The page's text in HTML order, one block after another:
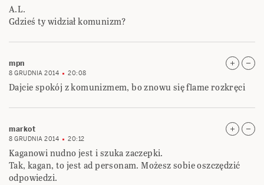
A.L.
Gdzieś ty widział komunizm?
mpn
8 GRUDNIA 2014 20:08
Dajcie spokój z komunizmem, bo znowu się flame rozkręci
markot
8 GRUDNIA 2014 20:12
Kaganowi nudno jest i szuka zaczepki.
Tak, kagan, to jest ad personam. Możesz sobie oszczędzić
odpowiedzi.